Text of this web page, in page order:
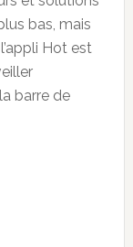
bas, mais
Hot est
barre de